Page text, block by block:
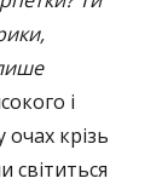
і
очах крізь
світиться